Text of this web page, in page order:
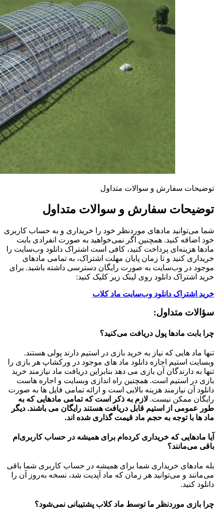
توضیحات سفارش و سوالات متداول
توضیحات سفارش و سوالات متداول
شما می‌توانید مادهای موردنظر خود را خریداری و به حساب کاربری
خود اضافه کنید. همچنین اگر نمی‌خواهید به صورت انفرادی بابت
مادها هزینه‌ای پرداخت کنید، کافی است اشتراک دانلود وب‌سایت را
خریداری کنید و تا زمان پایان مهلت اشتراک، به تمامی مادهای
موجود در وب‌سایت به صورت رایگان دسترسی داشته باشید. برای
خرید اشتراک دانلود روی لینک زیر کلیک کنید:
خرید اشتراک دانلود وب‌سایت ماد کلاب
سؤالات متداول:
چرا بابت مادها پول دریافت می‌کنید؟
تنها ماد هایی که نیاز به خرید بازی در استیم دارند پولی هستند.
وبسایت استیم اجازه دانلود ماد های موجود در ورکشاپ هر بازی را
تنها به دارندگان آن بازی می دهد بنابراین دریافت ماد نیازمند خرید
بازی در استیم است. همچنین راه اندازی وبسایت و اجاره هاست
دانلود آن نیازمند هزینه بالایی است و ارائه تمامی فایل ها به صورت
رایگان ممکن نیست. لازم به ذکر است که تمامی مادهایی که به
طور عمومی از استیم قابل دریافت هستند رایگان می باشند. دیگر
ماد ها با توجه به حجم ماد قیمت گذاری شده اند.
آیا مادهایی که خریداری کرده‌ام برای همیشه در حساب‌ کاربری‌ام
باقی می‌مانند؟
بله مادهای خریداری شما برای همیشه در حساب کاربری شما باقی
می‌مانند و می‌توانید هر زمان که ماد آپدیت شد، نسخه به‌روز آن را
دانلود کنید.
چرا بازی موردنظر ما توسط ماد کلاب پشتیبانی نمی‌شود؟